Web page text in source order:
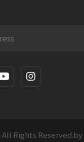
All Rights Reserved.by